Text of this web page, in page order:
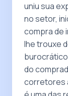
uniu sua
no setor,
compra de
lhe trouxe
do
corretores